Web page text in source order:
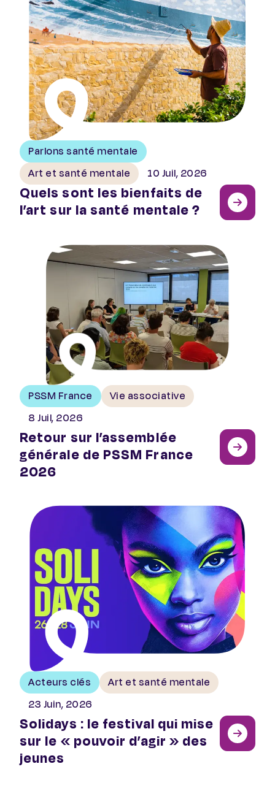
Parlons santé mentale
Art et santé mentale
10 Juil, 2026
Quels sont les bienfaits de
l’art sur la santé mentale ?
PSSM France
Vie associative
8 Juil, 2026
Retour sur l’assemblée
générale de PSSM France
2026
Retour sur l’assemblée générale de PSSM France 2026
Acteurs clés
Art et santé mentale
23 Juin, 2026
Solidays : le festival qui mise
sur le « pouvoir d’agir » des
jeunes
Solidays : le festival qui mise sur le « pouvoir d’agir »